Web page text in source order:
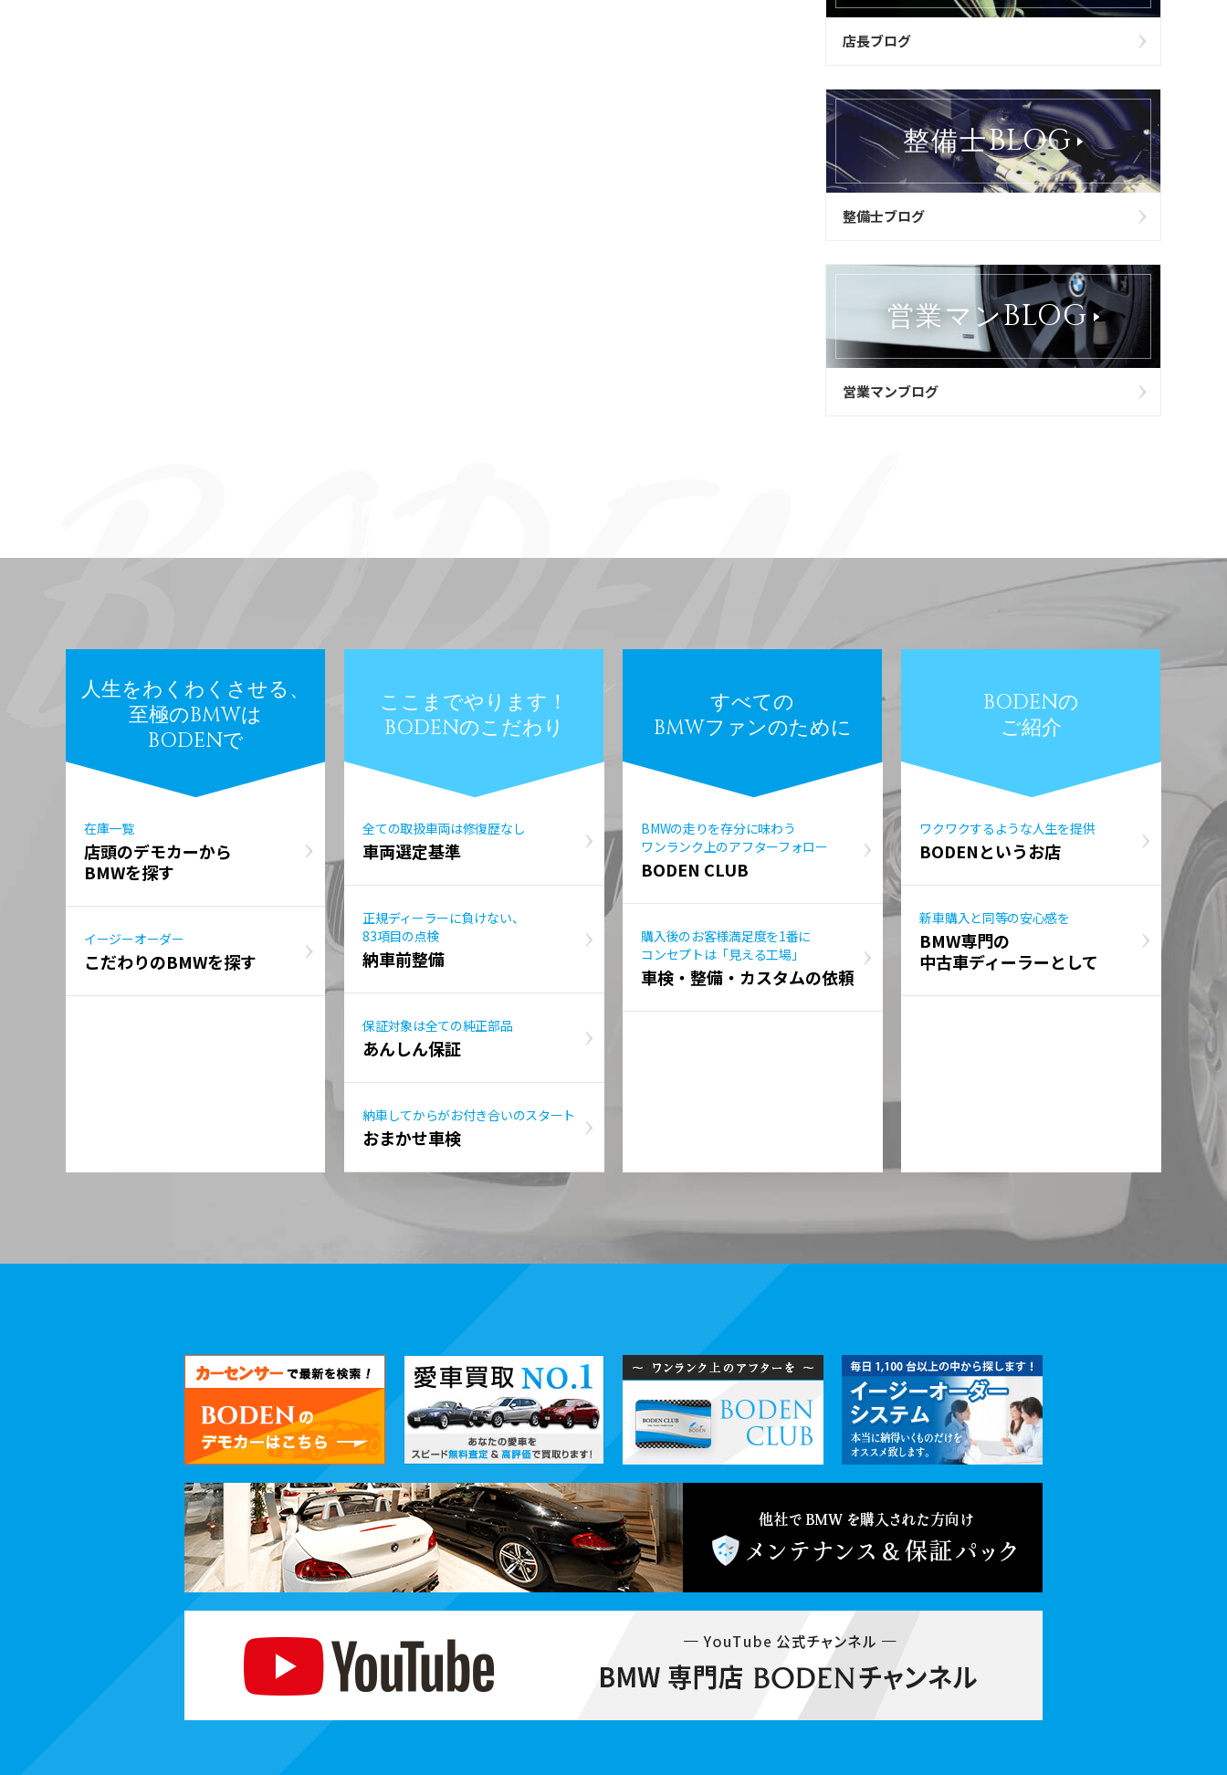
店長ブログ
整備士BLOG
整備士ブログ
営業マンBLOG
営業マンブログ
人生をわくわくさせる、
至極のBMWは
BODENで
在庫一覧
店頭のデモカーから
BMWを探す
イージーオーダー
こだわりのBMWを探す
ここまでやります！
BODENのこだわり
全ての取扱車両は修復歴なし
車両選定基準
正規ディーラーに負けない、
83項目の点検
納車前整備
保証対象は全ての純正部品
あんしん保証
納車してからがお付き合いのスタート
おまかせ車検
すべての
BMWファンのために
BMWの走りを存分に味わう
ワンランク上のアフターフォロー
BODEN CLUB
購入後のお客様満足度を1番に
コンセプトは「見える工場」
車検・整備・カスタムの依頼
BODENの
ご紹介
ワクワクするような人生を提供
BODENというお店
新車購入と同等の安心感を
BMW専門の
中古車ディーラーとして